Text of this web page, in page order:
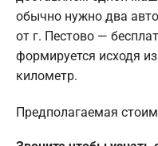
обычно нужно два
от г. Пестово —
формируется исходя
километр.
Предполагаемая